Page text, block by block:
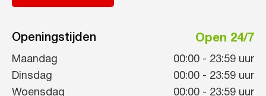
Openingstijden Open 24/7
Maandag 00:00 - 23:59 uur
Dinsdag
00:00 - 23:59 uur
Woensdag
00:00 - 23:59 uur